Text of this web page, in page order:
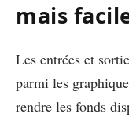
mais
Les entrées et
parmi les
rendre les fonds